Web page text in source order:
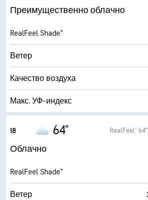
Влажность
Точка росы
AccuLumen Brightness Index™
Облачность
Видимость
Преимущественно облачно
RealFeel Shade™
Ветер
Качество воздуха
Макс. УФ-индекс
Влажность
Точка росы
AccuLumen Brightness Index™
18 64° RealFeel® 64°
Облачно
RealFeel Shade™
Ветер